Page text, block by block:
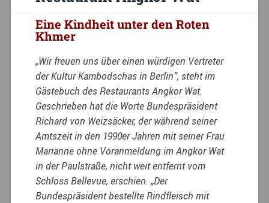
Eine Kindheit unter den Roten
Khmer
„Wir freuen uns über einen würdigen Vertreter
der Kultur Kambodschas in Berlin”, steht im
Gästebuch des Restaurants Angkor Wat.
Geschrieben hat die Worte Bundespräsident
Richard von Weizsäcker, der während seiner
Amtszeit in den 1990er Jahren mit seiner Frau
Marianne ohne Voranmeldung im Angkor Wat
in der Paulstraße, nicht weit entfernt vom
Schloss Bellevue, erschien. „Der
Bundespräsident bestellte Rindfleisch mit